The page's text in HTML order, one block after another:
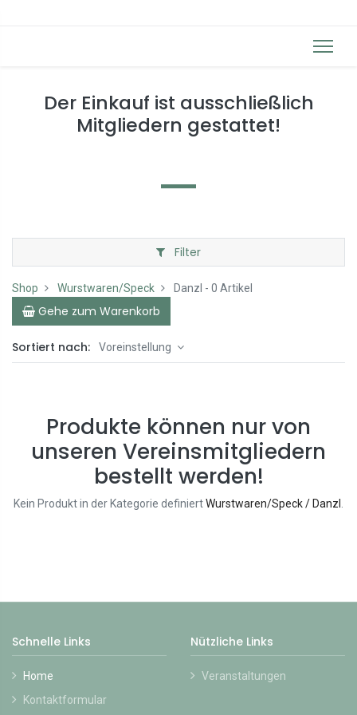
Der Einkauf ist ausschließlich
Mitgliedern gestattet!
Filter
Shop Wurstwaren/Speck Danzl - 0 Artikel
Gehe zum Warenkorb
Sortiert nach: Voreinstellung
Produkte können nur von
unseren Vereinsmitgliedern
bestellt werden!
Kein Produkt in der Kategorie definiertWurstwaren/Speck / Danzl
Schnelle Links
Home
Kontaktformular
Nützliche Links
Veranstaltungen